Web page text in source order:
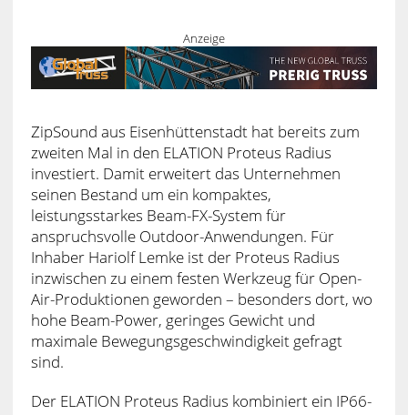
Anzeige
ZipSound aus Eisenhüttenstadt hat bereits zum
zweiten Mal in den ELATION Proteus Radius
investiert. Damit erweitert das Unternehmen
seinen Bestand um ein kompaktes,
leistungsstarkes Beam-FX-System für
anspruchsvolle Outdoor-Anwendungen. Für
Inhaber Hariolf Lemke ist der Proteus Radius
inzwischen zu einem festen Werkzeug für Open-
Air-Produktionen geworden – besonders dort, wo
hohe Beam-Power, geringes Gewicht und
maximale Bewegungsgeschwindigkeit gefragt
sind.
Der ELATION Proteus Radius kombiniert ein IP66-